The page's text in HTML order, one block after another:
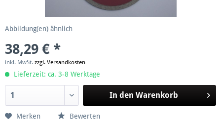
Abbildung(en) ähnlich
38,29 € *
inkl. MwSt. zzgl. Versandkosten
Lieferzeit: ca. 3-8 Werktage
In den Warenkorb
Merken Bewerten